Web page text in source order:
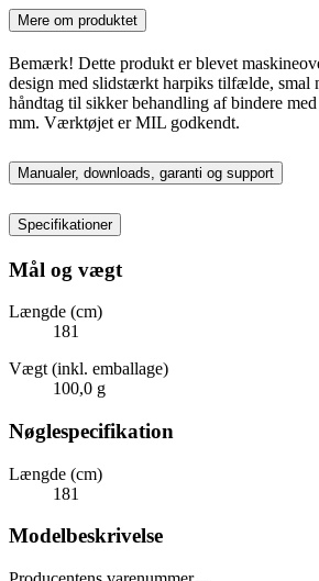
Mere om produktet
Bemærk! Dette produkt er blevet
design med slidstærkt harpiks tilfælde, smal
håndtag til sikker behandling af bindere
mm. Værktøjet er MIL godkendt.
Manualer, downloads, garanti og support
Specifikationer
Mål og vægt
Længde (cm)
181
Vægt (inkl. emballage)
100,0 g
Nøglespecifikation
Længde (cm)
181
Modelbeskrivelse